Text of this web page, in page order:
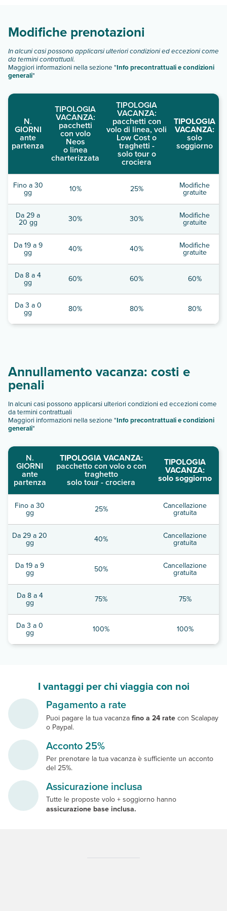
Modifiche prenotazioni
In alcuni casi possono applicarsi ulteriori condizioni ed eccezioni come
da termini contrattuali.
Maggiori informazioni nella sezione "Info precontrattuali e condizioni
generali"
N.
GIORNI
ante
partenza
TIPOLOGIA
VACANZA:
pacchetti
con volo
Neos
o linea
charterizzata
TIPOLOGIA
VACANZA:
pacchetti con
volo di linea, voli
Low Cost o
traghetti -
solo tour o
crociera
TIPOLOGIA
VACANZA:
solo
soggiorno
Fino a 30
gg 10% 25% Modifiche
gratuite
Da 29 a
20 gg 30% 30% Modifiche
gratuite
Da 19 a 9
gg 40% 40% Modifiche
gratuite
Da 8 a 4
gg 60% 60% 60%
Da 3 a 0
gg 80% 80% 80%
Annullamento vacanza: costi e
penali
In alcuni casi possono applicarsi ulteriori condizioni ed eccezioni come
da termini contrattuali
Maggiori informazioni nella sezione "Info precontrattuali e condizioni
generali"
N.
GIORNI
ante
partenza
TIPOLOGIA VACANZA:
pacchetto con volo o con
traghetto
solo tour - crociera
TIPOLOGIA
VACANZA:
solo soggiorno
Fino a 30
gg 25% Cancellazione
gratuita
Da 29 a 20
gg 40% Cancellazione
gratuita
Da 19 a 9
gg 50% Cancellazione
gratuita
Da 8 a 4
gg 75% 75%
Da 3 a 0
gg 100% 100%
I vantaggi per chi viaggia con noi
Pagamento a rate
Puoi pagare la tua vacanza fino a 24 rate con Scalapay
o Paypal.
Acconto 25%
Per prenotare la tua vacanza è sufficiente un acconto
del 25%.
Assicurazione inclusa
Tutte le proposte volo + soggiorno hanno
assicurazione base inclusa.